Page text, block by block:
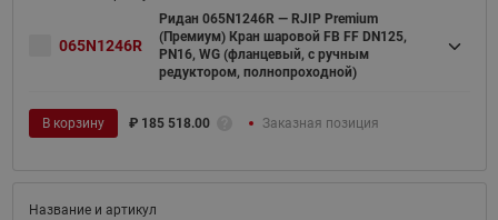
065N1246R
Ридан 065N1246R — RJIP Premium
(Премиум) Кран шаровой FB FF DN125,
PN16, WG (фланцевый, с ручным
редуктором, полнопроходной)
В корзину ₽ 185 518.00 Заказная позиция